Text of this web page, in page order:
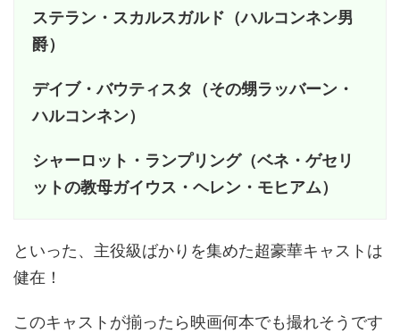
ステラン・スカルスガルド（ハルコンネン男
爵）
デイブ・バウティスタ（その甥ラッバーン・
ハルコンネン）
シャーロット・ランプリング（ベネ・ゲセリ
ットの教母ガイウス・ヘレン・モヒアム）
といった、主役級ばかりを集めた超豪華キャストは
健在！
このキャストが揃ったら映画何本でも撮れそうです